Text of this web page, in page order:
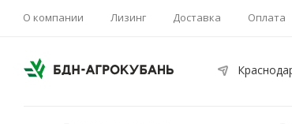
О компании Лизинг Доставка Оплата